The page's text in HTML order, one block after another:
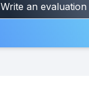
Write an evaluation